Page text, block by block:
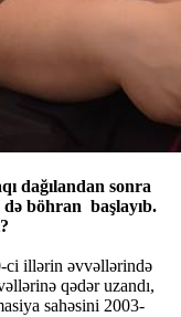
dağılandan sonra
böhran başlayıb.
ci illərin əvvəllərində
qədər uzandı,
sahəsini 2003-